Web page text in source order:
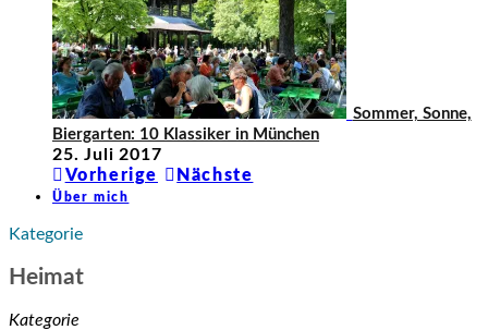
Sommer, Sonne,
Biergarten: 10 Klassiker in München
25. Juli 2017
Vorherige
Nächste
Über mich
Kategorie
Heimat
Kategorie